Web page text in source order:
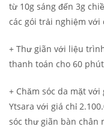
từ 10g sáng đến 3g
các gói trải nghiệm với
+ Thư giãn với liệu
thanh toán cho 60
+ Chăm sóc da mặt
Ytsara với giá chỉ
sóc thư giãn bàn chân